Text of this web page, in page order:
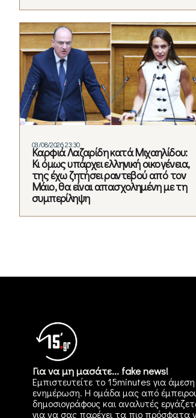
03/08/2026 23:30
Καρφιά Λαζαρίδη κατά Μιχαηλίδου:
Κι όμως υπάρχει ελληνική οικογένεια,
της έχω ζητήσει ραντεβού από τον
Μάιο, θα είναι απασχολημένη με τη
συμπερίληψη
Για να μη μασάτε... fake news!
Εμπιστευτείτε το 15minutes για άμεση
ενημέρωση. Η ομάδα μας από
δημοσιογράφους και αναλυτές
για να σας παρέχει τα πιο πρόσφατα